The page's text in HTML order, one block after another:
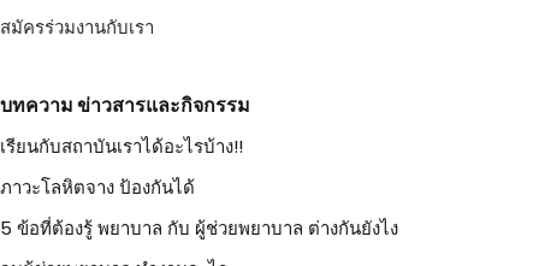
สมัครร่วมงานกับเรา
บทความ ข่าวสารและกิจกรรม
เรียนกับสถาบันเราได้อะไรบ้าง!!
ภาวะโลหิตจาง ป้องกันได้
5 ข้อที่ต้องรู้ พยาบาล กับ ผู้ช่วยพยาบาล ต่างกันยังไง